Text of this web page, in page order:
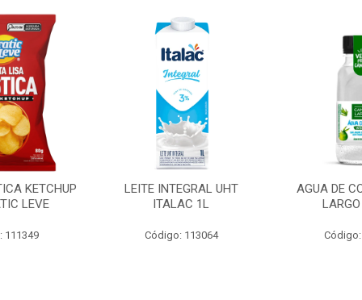
KETCHUP
LEVE
111349
LEITE INTEGRAL UHT
ITALAC 1L
Código: 113064
AGUA DE
Código: